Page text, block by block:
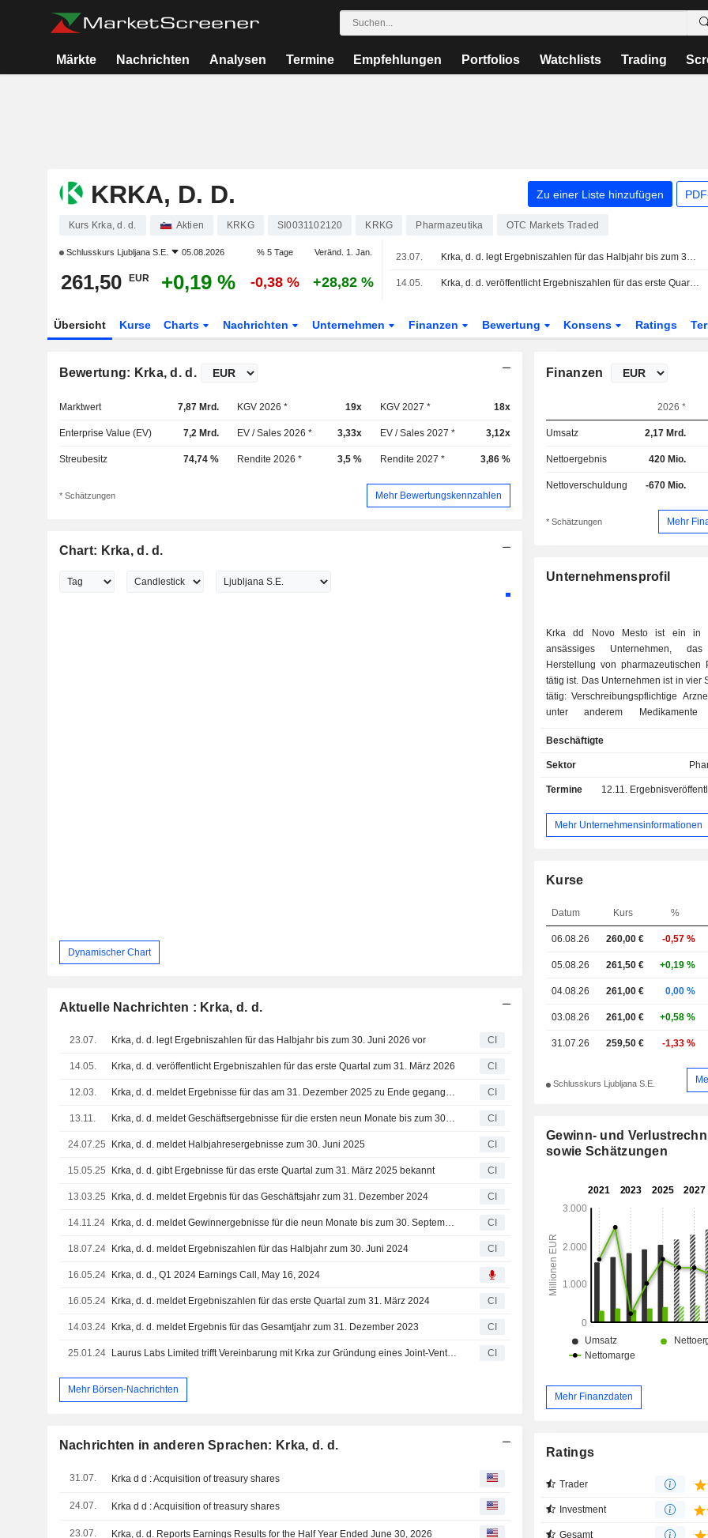
Märkte Nachrichten Analysen Termine Empfehlungen Portfolios Watchlists Trading
KRKA, D. D. Zu einer Liste hinzufügen
Kurs Krka, d. d. Aktien KRKG SI0031102120 KRKG Pharmazeutika OTC Markets Traded
Schlusskurs Ljubljana S.E. 05.08.2026 % 5 Tage Veränd. 1. Jan.
261,50 EUR +0,19 % -0,38 % +28,82 %
23.07. Krka, d. d. legt Ergebniszahlen für das Halbjahr bis zum 30. Juni 2026 vor
14.05. Krka, d. d. veröffentlicht Ergebniszahlen für das erste Quartal zum 31. März 2026
Übersicht Kurse Charts Nachrichten Unternehmen Finanzen Bewertung Konsens Ratings
Bewertung: Krka, d. d.
Marktwert 7,87 Mrd. KGV 2026 * 19x KGV 2027 * 18x
Enterprise Value (EV) 7,2 Mrd. EV / Sales 2026 * 3,33x EV / Sales 2027 * 3,12x
Streubesitz 74,74 % Rendite 2026 * 3,5 % Rendite 2027 * 3,86 %
* Schätzungen Mehr Bewertungskennzahlen
Chart: Krka, d. d.
Dynamischer Chart
Aktuelle Nachrichten : Krka, d. d.
23.07. Krka, d. d. legt Ergebniszahlen für das Halbjahr bis zum 30. Juni 2026 vor CI
14.05. Krka, d. d. veröffentlicht Ergebniszahlen für das erste Quartal zum 31. März 2026 CI
12.03. Krka, d. d. meldet Ergebnisse für das am 31. Dezember 2025 zu Ende gegangene Geschäftsjahr CI
13.11. Krka, d. d. meldet Geschäftsergebnisse für die ersten neun Monate bis zum 30. September 2025 CI
24.07.25 Krka, d. d. meldet Halbjahresergebnisse zum 30. Juni 2025 CI
15.05.25 Krka, d. d. gibt Ergebnisse für das erste Quartal zum 31. März 2025 bekannt CI
13.03.25 Krka, d. d. meldet Ergebnis für das Geschäftsjahr zum 31. Dezember 2024 CI
14.11.24 Krka, d. d. meldet Gewinnergebnisse für die neun Monate bis zum 30. September 2024 CI
18.07.24 Krka, d. d. meldet Ergebniszahlen für das Halbjahr zum 30. Juni 2024 CI
16.05.24 Krka, d. d., Q1 2024 Earnings Call, May 16, 2024
16.05.24 Krka, d. d. meldet Ergebniszahlen für das erste Quartal zum 31. März 2024 CI
14.03.24 Krka, d. d. meldet Ergebnis für das Gesamtjahr zum 31. Dezember 2023 CI
25.01.24 Laurus Labs Limited trifft Vereinbarung mit Krka zur Gründung eines Joint-Venture-Unternehmens in Hyderabad, Indien (Krka Pharma Pvt. Ltd) CI
Mehr Börsen-Nachrichten
Nachrichten in anderen Sprachen: Krka, d. d.
31.07. Krka d d : Acquisition of treasury shares
24.07. Krka d d : Acquisition of treasury shares
23.07. Krka, d. d. Reports Earnings Results for the Half Year Ended June 30, 2026
Finanzen
2026 *
Umsatz 2,17 Mrd.
Nettoergebnis 420 Mio.
Nettoverschuldung -670 Mio.
* Schätzungen Mehr
Unternehmensprofil
Krka dd Novo Mesto ist ein in
ansässiges Unternehmen,
Herstellung von pharmazeutischen
tätig ist. Das Unternehmen ist in vier
tätig: Verschreibungspflichtige
unter anderem
des Verdauungstrakts und des
sowie Medikamente für
verschreibungspflichtige
Erkältungsmittel, Schmerzmittel
gegen Halsschmerzen
anbieten; Kurorte und
Smarjeske Toplice, Dolenjske
Novo Mesto und Otocec. Krka dd
der zwei Tochtergesellschaften in
über 20 Tochtergesellschaften im
in Kroatien, Deutschland,
gehören.
Beschäftigte
Sektor
Termine 12.11.
Mehr Unternehmensinformationen
Kurse
Datum Kurs %
06.08.26 260,00 € -0,57 %
05.08.26 261,50 € +0,19 %
04.08.26 261,00 € 0,00 %
03.08.26 261,00 € +0,58 %
31.07.26 259,50 € -1,33 %
Schlusskurs Ljubljana S.E.
Gewinn- und
sowie Schätzungen
Mehr Finanzdaten
Ratings
Trader
Investment
Gesamt